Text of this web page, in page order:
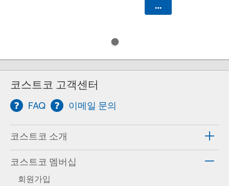
카트에 담기
코스트코 고객센터
FAQ 이메일 문의
코스트코 소개
코스트코 멤버십
회원가입